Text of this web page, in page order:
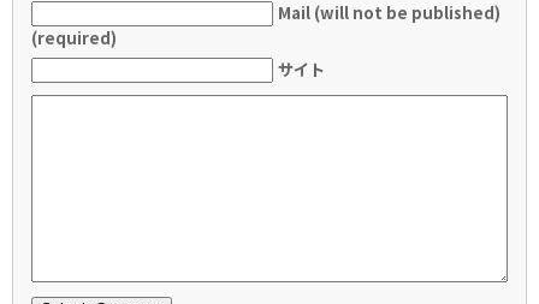
Mail (will not be published)
(required)
サイト